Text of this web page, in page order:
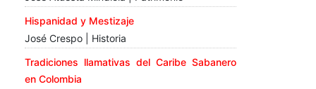
Hispanidad y Mestizaje
José Crespo | Historia
Tradiciones llamativas del Caribe Sabanero
en Colombia